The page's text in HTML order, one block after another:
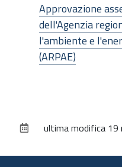
Approvazione
dell'Agenzia
l'ambiente e
(ARPAE)
documentoultima modifica 19